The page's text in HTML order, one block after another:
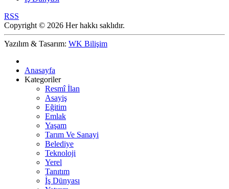
RSS
Copyright © 2026 Her hakkı saklıdır.
Yazılım & Tasarım: WK Bilişim
Anasayfa
Kategoriler
Resmî İlan
Asayiş
Eğitim
Emlak
Yaşam
Tarım Ve Sanayi
Belediye
Teknoloji
Yerel
Tanıtım
İş Dünyası